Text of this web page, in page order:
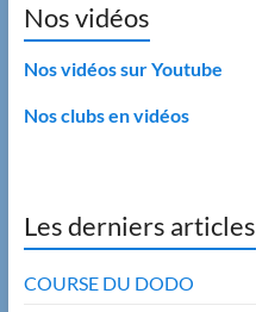
Nos vidéos
Nos vidéos sur Youtube
Nos clubs en vidéos
Les derniers articles
COURSE DU DODO